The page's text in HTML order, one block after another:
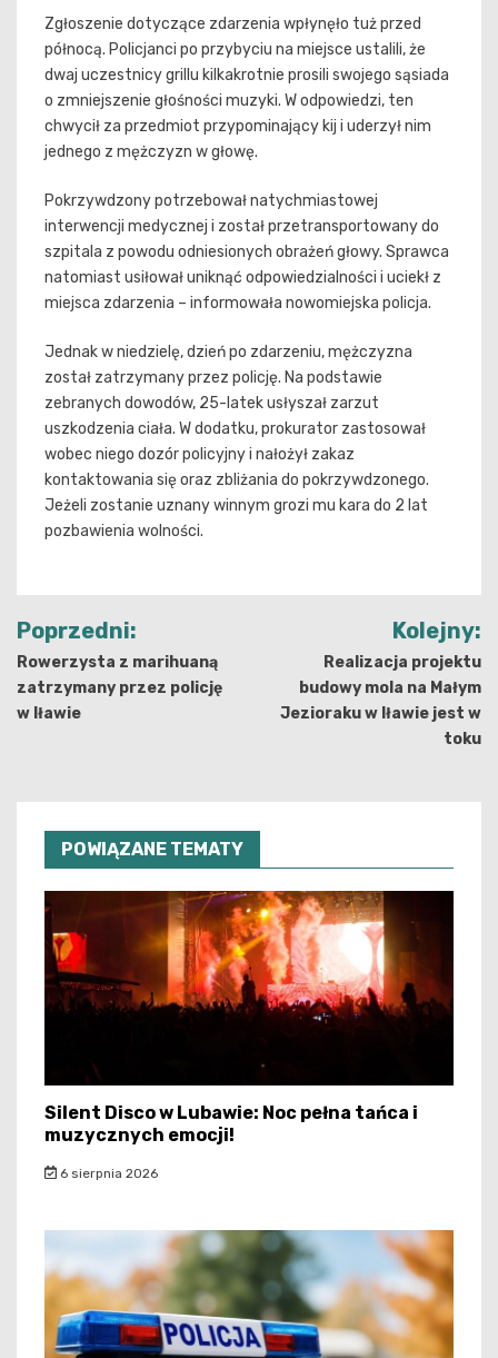
Zgłoszenie dotyczące zdarzenia wpłynęło tuż przed
północą. Policjanci po przybyciu na miejsce ustalili, że
dwaj uczestnicy grillu kilkakrotnie prosili swojego sąsiada
o zmniejszenie głośności muzyki. W odpowiedzi, ten
chwycił za przedmiot przypominający kij i uderzył nim
jednego z mężczyzn w głowę.
Pokrzywdzony potrzebował natychmiastowej
interwencji medycznej i został przetransportowany do
szpitala z powodu odniesionych obrażeń głowy. Sprawca
natomiast usiłował uniknąć odpowiedzialności i uciekł z
miejsca zdarzenia – informowała nowomiejska policja.
Jednak w niedzielę, dzień po zdarzeniu, mężczyzna
został zatrzymany przez policję. Na podstawie
zebranych dowodów, 25-latek usłyszał zarzut
uszkodzenia ciała. W dodatku, prokurator zastosował
wobec niego dozór policyjny i nałożył zakaz
kontaktowania się oraz zbliżania do pokrzywdzonego.
Jeżeli zostanie uznany winnym grozi mu kara do 2 lat
pozbawienia wolności.
Nawigacja
wpisu
Poprzedni:
Rowerzysta z marihuaną
zatrzymany przez policję
w Iławie
Kolejny:
Realizacja projektu
budowy mola na Małym
Jezioraku w Iławie jest w
toku
POWIĄZANE TEMATY
Silent Disco w Lubawie: Noc pełna tańca i
muzycznych emocji!
6 sierpnia 2026